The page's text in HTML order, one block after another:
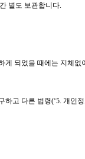
별도 보관합니다
게 되었을 때에는 지체
하고 다른 법령(‘5. 개인